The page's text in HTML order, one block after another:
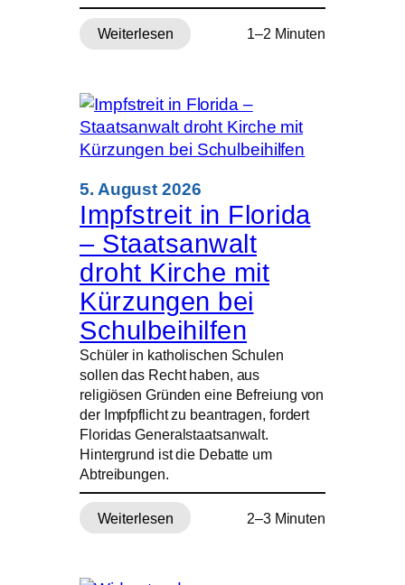
Weiterlesen
:
Dialog
mit
Konfuzianern
1–2 Minuten
5. August 2026
Impfstreit in Florida
– Staatsanwalt
droht Kirche mit
Kürzungen bei
Schulbeihilfen
Schüler in katholischen Schulen
sollen das Recht haben, aus
religiösen Gründen eine Befreiung von
der Impfpflicht zu beantragen, fordert
Floridas Generalstaatsanwalt.
Hintergrund ist die Debatte um
Abtreibungen.
Weiterlesen
:
2–3 Minuten